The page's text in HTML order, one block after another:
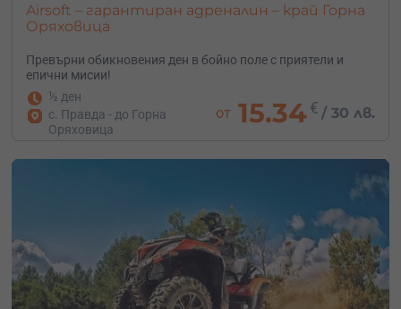
Airsoft – гарантиран адреналин – край Горна
Оряховица
Превърни обикновения ден в бойно поле с приятели и
епични мисии!
½ ден
с. Правда - до Горна
Оряховица
от 15.34€ /30 лв.